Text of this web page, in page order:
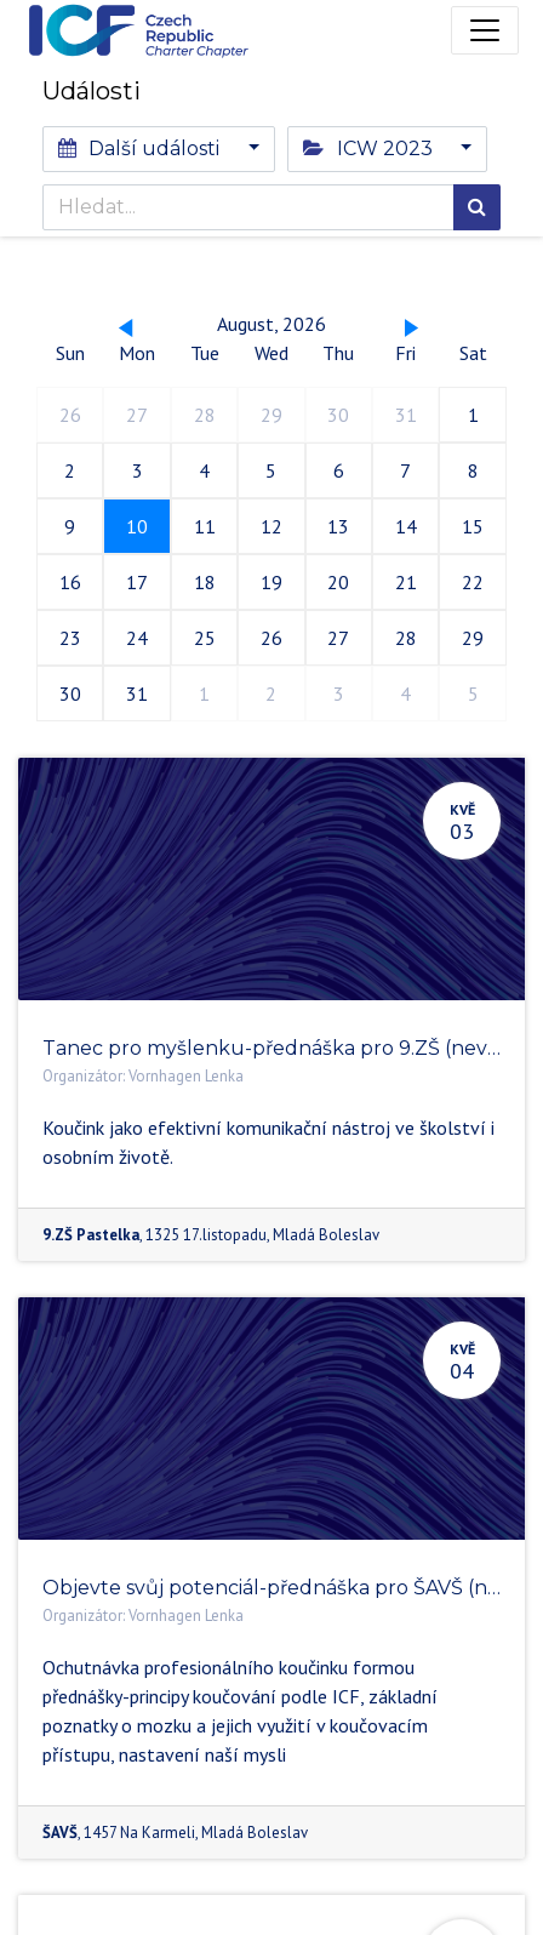
Události
Další události ICW 2023
August, 2026
Sun
Mon Tue Wed Thu Fri Sat
26 27 28 29 30 31 1
2 3 4 5 6 7 8
9 10 11 12 13 14 15
16 17 18 19 20 21 22
23 24 25 26 27 28 29
30 31 1 2 3 4 5
KVĚ
03
Tanec pro myšlenku-přednáška pro 9.ZŠ (neveřejná)
Organizátor:Vornhagen Lenka
Koučink jako efektivní komunikační nástroj ve školství i
osobním životě.
9.ZŠ Pastelka,1325 17.listopadu,Mladá Boleslav
KVĚ
04
Objevte svůj potenciál-přednáška pro ŠAVŠ (neveřejná)
Organizátor:Vornhagen Lenka
Ochutnávka profesionálního koučinku formou
přednášky-principy koučování podle ICF, základní
poznatky o mozku a jejich využití v koučovacím
přístupu, nastavení naší mysli
ŠAVŠ,1457 Na Karmeli,Mladá Boleslav